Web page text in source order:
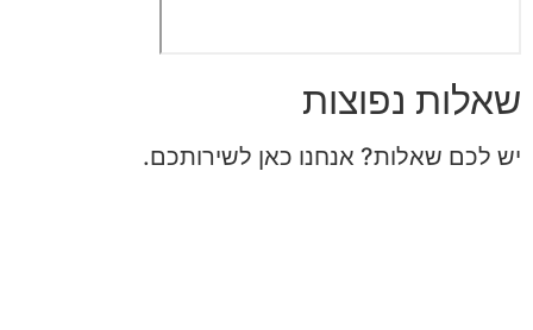
שאלות נפוצות
יש לכם שאלות? אנחנו כאן לשירותכם.